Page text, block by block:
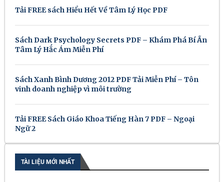
Tải FREE sách Hiểu Hết Về Tâm Lý Học PDF
Sách Dark Psychology Secrets PDF – Khám Phá Bí Ẩn
Tâm Lý Hắc Ám Miễn Phí
Sách Xanh Bình Dương 2012 PDF Tải Miễn Phí – Tôn
vinh doanh nghiệp vì môi trường
Tải FREE Sách Giáo Khoa Tiếng Hàn 7 PDF – Ngoại
Ngữ 2
TÀI LIỆU MỚI NHẤT